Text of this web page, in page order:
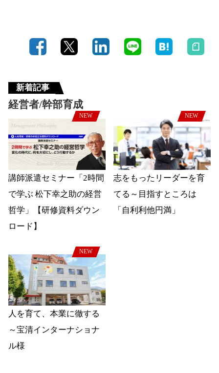
新着記事
経営者/幹部育成
NEW
講師派遣セミナー「2時間
で学ぶ 松下幸之助の経営
哲学」【研修資料ダウン
ロード】
NEW
志をもったリーダーを育
てる～目指すところは
「自利利他円満」
NEW
人を育て、本業に徹する
～宝清インターナショナ
ル様